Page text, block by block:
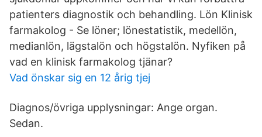
patienters diagnostik och behandling. Lön Klinisk
farmakolog - Se löner; lönestatistik, medellön,
medianlön, lägstalön och högstalön. Nyfiken på
vad en klinisk farmakolog tjänar?
Vad önskar sig en 12 årig tjej
Diagnos/övriga upplysningar: Ange organ.
Sedan.